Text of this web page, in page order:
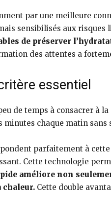
par une meilleure
sensibilisés aux risques
de préserver
des attentes a
essentiel
de temps à consacrer à
chaque matin
parfaitement à
Cette technologie
améliore non
chaleur. Cette double